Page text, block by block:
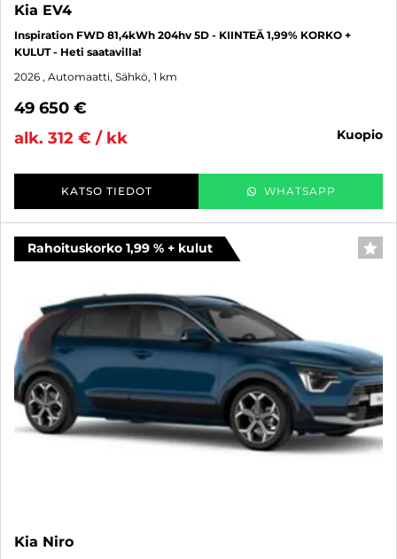
Kia EV4
Inspiration FWD 81,4kWh 204hv 5D - KIINTEÄ 1,99% KORKO +
KULUT - Heti saatavilla!
2026 , Automaatti, Sähkö, 1 km
49 650 €
alk. 312 € / kk
kuopio
KATSO TIEDOT WHATSAPP
Rahoituskorko 1,99 % + kulut
Kia Niro